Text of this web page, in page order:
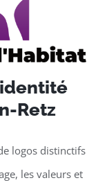
Retz
logos distinctifs
les valeurs et